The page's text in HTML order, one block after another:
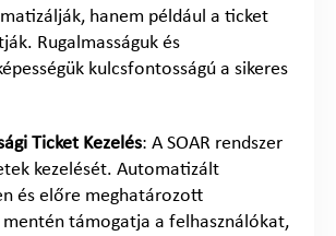
hanem például a ticket
Rugalmasságuk és
kulcsfontosságú a sikeres
Ticket Kezelés: A SOAR rendszer
kezelését. Automatizált
és előre meghatározott
támogatja a felhasználókat,